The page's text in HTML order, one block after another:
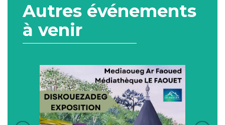
Autres événements
à venir